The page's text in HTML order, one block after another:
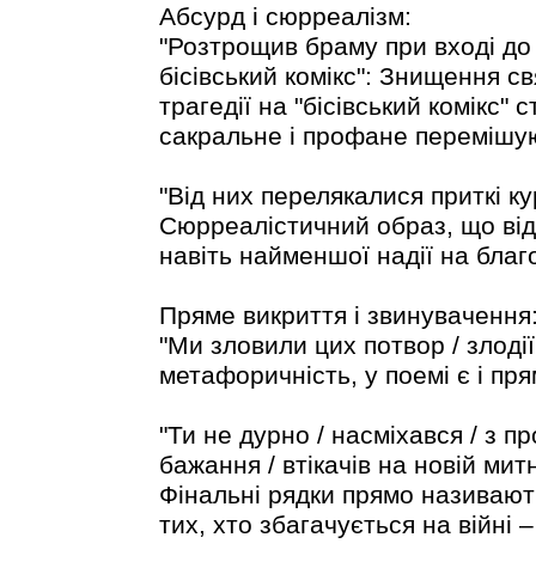
Абсурд і сюрреалізм:
"Розтрощив браму при вході
бісівський комікс": Знищення
трагедії на "бісівський
сакральне і профане
"Від них перелякалися приткі
Сюрреалістичний образ, що
навіть найменшої надії на
Пряме викриття і
"Ми зловили цих потвор /
метафоричність, у поемі є і
"Ти не дурно / насміхався / з
бажання / втікачів на новій
Фінальні рядки прямо
тих, хто збагачується на війні